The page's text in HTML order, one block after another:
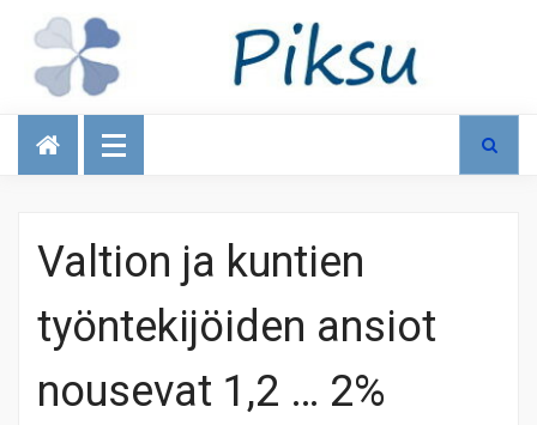
Talous
Valtion ja kuntien
työntekijöiden ansiot
nousevat 1,2 … 2%